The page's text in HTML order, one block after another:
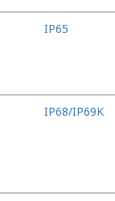
IP65
IP68/IP69K